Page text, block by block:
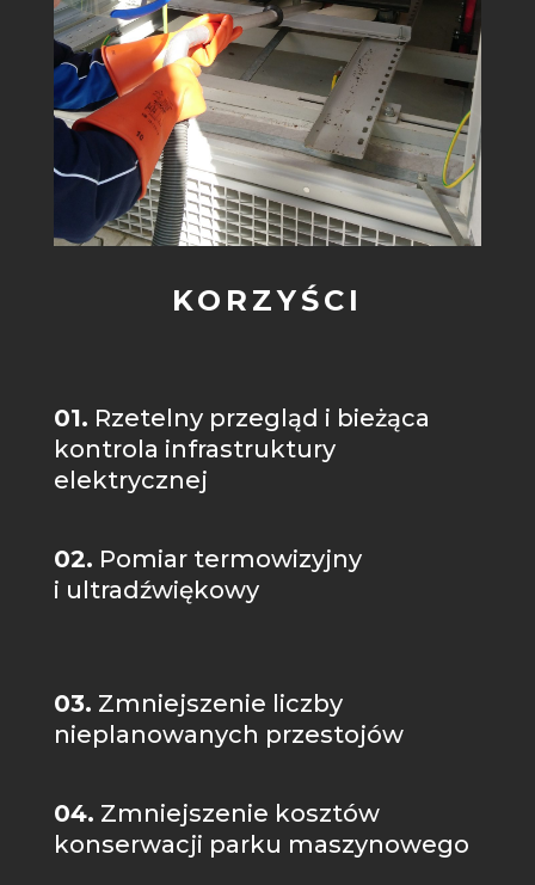
KORZYŚCI
01. Rzetelny przegląd i bieżąca
kontrola infrastruktury
elektrycznej
02. Pomiar termowizyjny
i ultradźwiękowy
03. Zmniejszenie liczby
nieplanowanych przestojów
04. Zmniejszenie kosztów
konserwacji parku maszynowego